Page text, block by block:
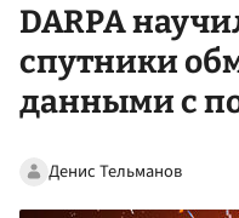
DARPA
спутники
данными с
Денис Тельманов